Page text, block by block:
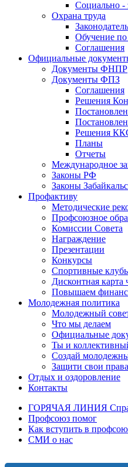
Социально -
Охрана труда
Обучение по
Соглашения
Официальные
Документы ФНПР
Документы ФПЗ
Соглашения
Решения
Решения
Планы
Отчеты
Международное
Законы РФ
Законы
Профактиву
Методические
Профсоюзное
Комиссии Совета
Награждение
Презентации
Конкурсы
Спортивные
Дисконтная карта
Повышаем
Молодежная политика
Молодежный
Что мы делаем
Официальные
Ты и
Создай
Защити свои права
Отдых и оздоровление
Контакты
ГОРЯЧАЯ ЛИНИЯ
Профсоюз помог
Как вступить в
СМИ о нас